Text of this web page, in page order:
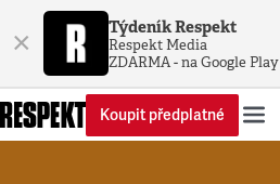
× Týdeník Respekt
Respekt Media
ZDARMA - na Google Play
Koupit předplatné